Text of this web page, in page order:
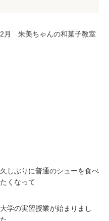
2月 朱美ちゃんの和菓子教室
久しぶりに普通のシューを食べ
たくなって
大学の実習授業が始まりまし